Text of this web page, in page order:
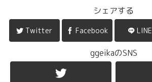
シェアする
Twitter Facebook LINE
ggeikaのSNS